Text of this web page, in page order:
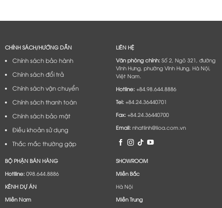
CHÍNH SÁCH/HƯỚNG DẪN
Chính sách bảo hành
Chính sách đổi trả
Chính sách vận chuyển
Chính sách thanh toán
Chính sách bảo mật
Điều khoản sử dụng
Thắc mắc thường gặp
LIÊN HỆ
Văn phòng chính:Số 2, Ngõ 321, đường
Vĩnh Hưng, phường Vĩnh Hưng, Hà Nội,
Việt Nam.
Hotline:+84.98.644.8886
Tel:+84.24.36440701
Fax:+84.24.36440700
Email:nhatlinh@lioa.com.vn
BỘ PHẬN BÁN HÀNG
Hotlline:098.644.8886
KÊNH DỰ ÁN
Miền Nam
SHOWROOM
Miền Bắc
Hà Nội
Miền Trung